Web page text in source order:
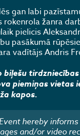
gan labi
rokenrola žanra
pielicis
pasākumā
vadītājs Andris
biļešu
piemiņas vietas
kapos.
hereby
and/or video